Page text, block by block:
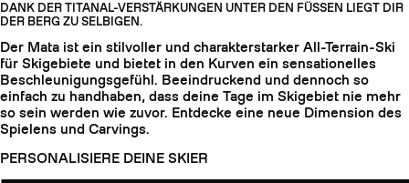
DANK DER TITANAL-VERSTÄRKUNGEN UNTER DEN FÜSSEN LIEGT DIR D
ER BERG ZU SELBIGEN.
Der Mata ist ein stilvoller und charakterstarker All-Terrain-Ski
für Skigebiete und bietet in den Kurven ein sensationelles
Beschleunigungsgefühl. Beeindruckend und dennoch so
einfach zu handhaben, dass deine Tage im Skigebiet nie mehr
so sein werden wie zuvor. Entdecke eine neue Dimension des
Spielens und Carvings.
PERSONALISIERE DEINE SKIER